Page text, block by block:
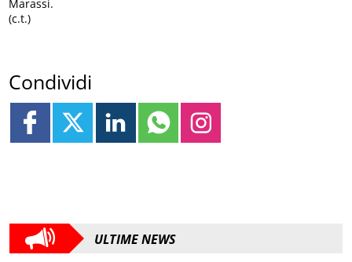
Marassi.
(c.t.)
Condividi
ULTIME NEWS